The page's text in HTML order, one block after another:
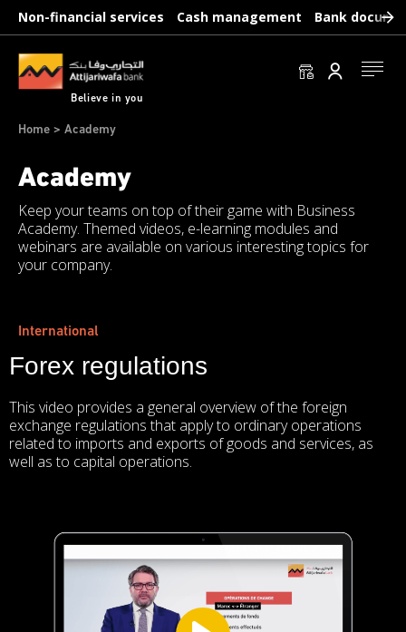
Skip
content
Non-financial services Cash management Bank
Believe in you
Se
Breadcrumb
Home Academy
Academy
Keep your teams on top of their game with Business
Academy. Themed videos, e-learning modules and
webinars are available on various interesting topics for
your company.
International
Forex regulations
This video provides a general overview of the foreign
exchange regulations that apply to ordinary operations
related to imports and exports of goods and services, as
well as to capital operations.